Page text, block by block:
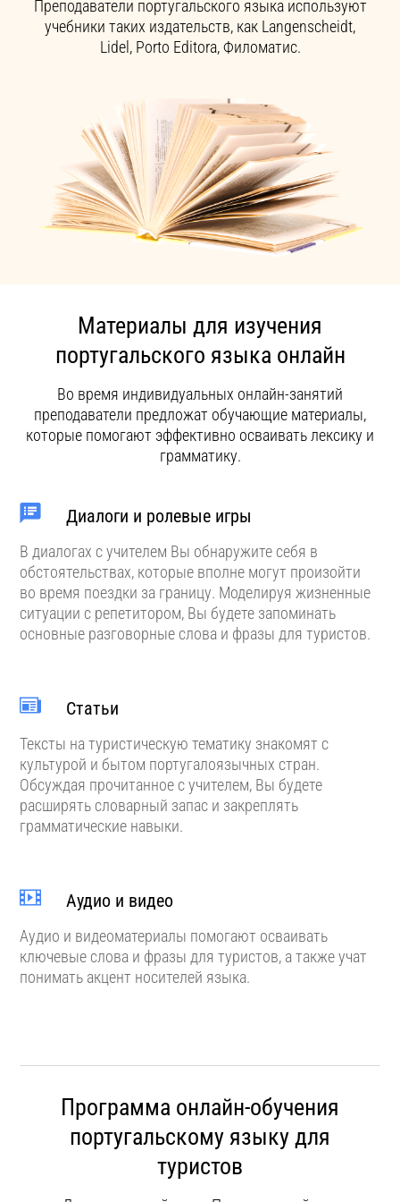
Преподаватели португальского языка используют
учебники таких издательств, как Langenscheidt,
Lidel, Porto Editora, Филоматис.
Материалы для изучения
португальского языка онлайн
Во время индивидуальных онлайн-занятий
преподаватели предложат обучающие материалы,
которые помогают эффективно осваивать лексику и
грамматику.
Диалоги и ролевые игры
В диалогах с учителем Вы обнаружите себя в
обстоятельствах, которые вполне могут произойти
во время поездки за границу. Моделируя жизненные
ситуации с репетитором, Вы будете запоминать
основные разговорные слова и фразы для туристов.
Статьи
Тексты на туристическую тематику знакомят с
культурой и бытом португалоязычных стран.
Обсуждая прочитанное с учителем, Вы будете
расширять словарный запас и закреплять
грамматические навыки.
Аудио и видео
Аудио и видеоматериалы помогают осваивать
ключевые слова и фразы для туристов, а также учат
понимать акцент носителей языка.
Программа онлайн-обучения
португальскому языку для
туристов